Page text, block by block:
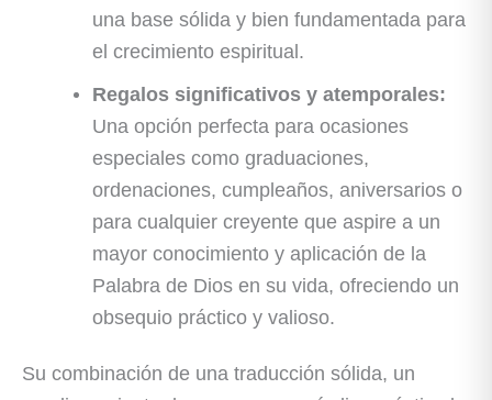
una base sólida y bien fundamentada para
el crecimiento espiritual.
Regalos significativos y atemporales:
Una opción perfecta para ocasiones
especiales como graduaciones,
ordenaciones, cumpleaños, aniversarios o
para cualquier creyente que aspire a un
mayor conocimiento y aplicación de la
Palabra de Dios en su vida, ofreciendo un
obsequio práctico y valioso.
Su combinación de una traducción sólida, un